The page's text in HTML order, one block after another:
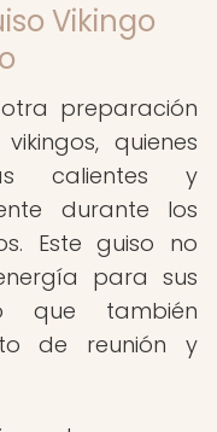
Vikingo
preparación
quienes
calientes y
durante los
Este guiso no
para sus
que también
de reunión y